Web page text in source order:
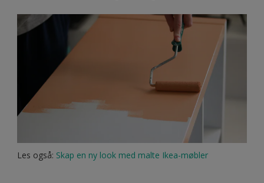
Les også: Skap en ny look med malte Ikea-møbler